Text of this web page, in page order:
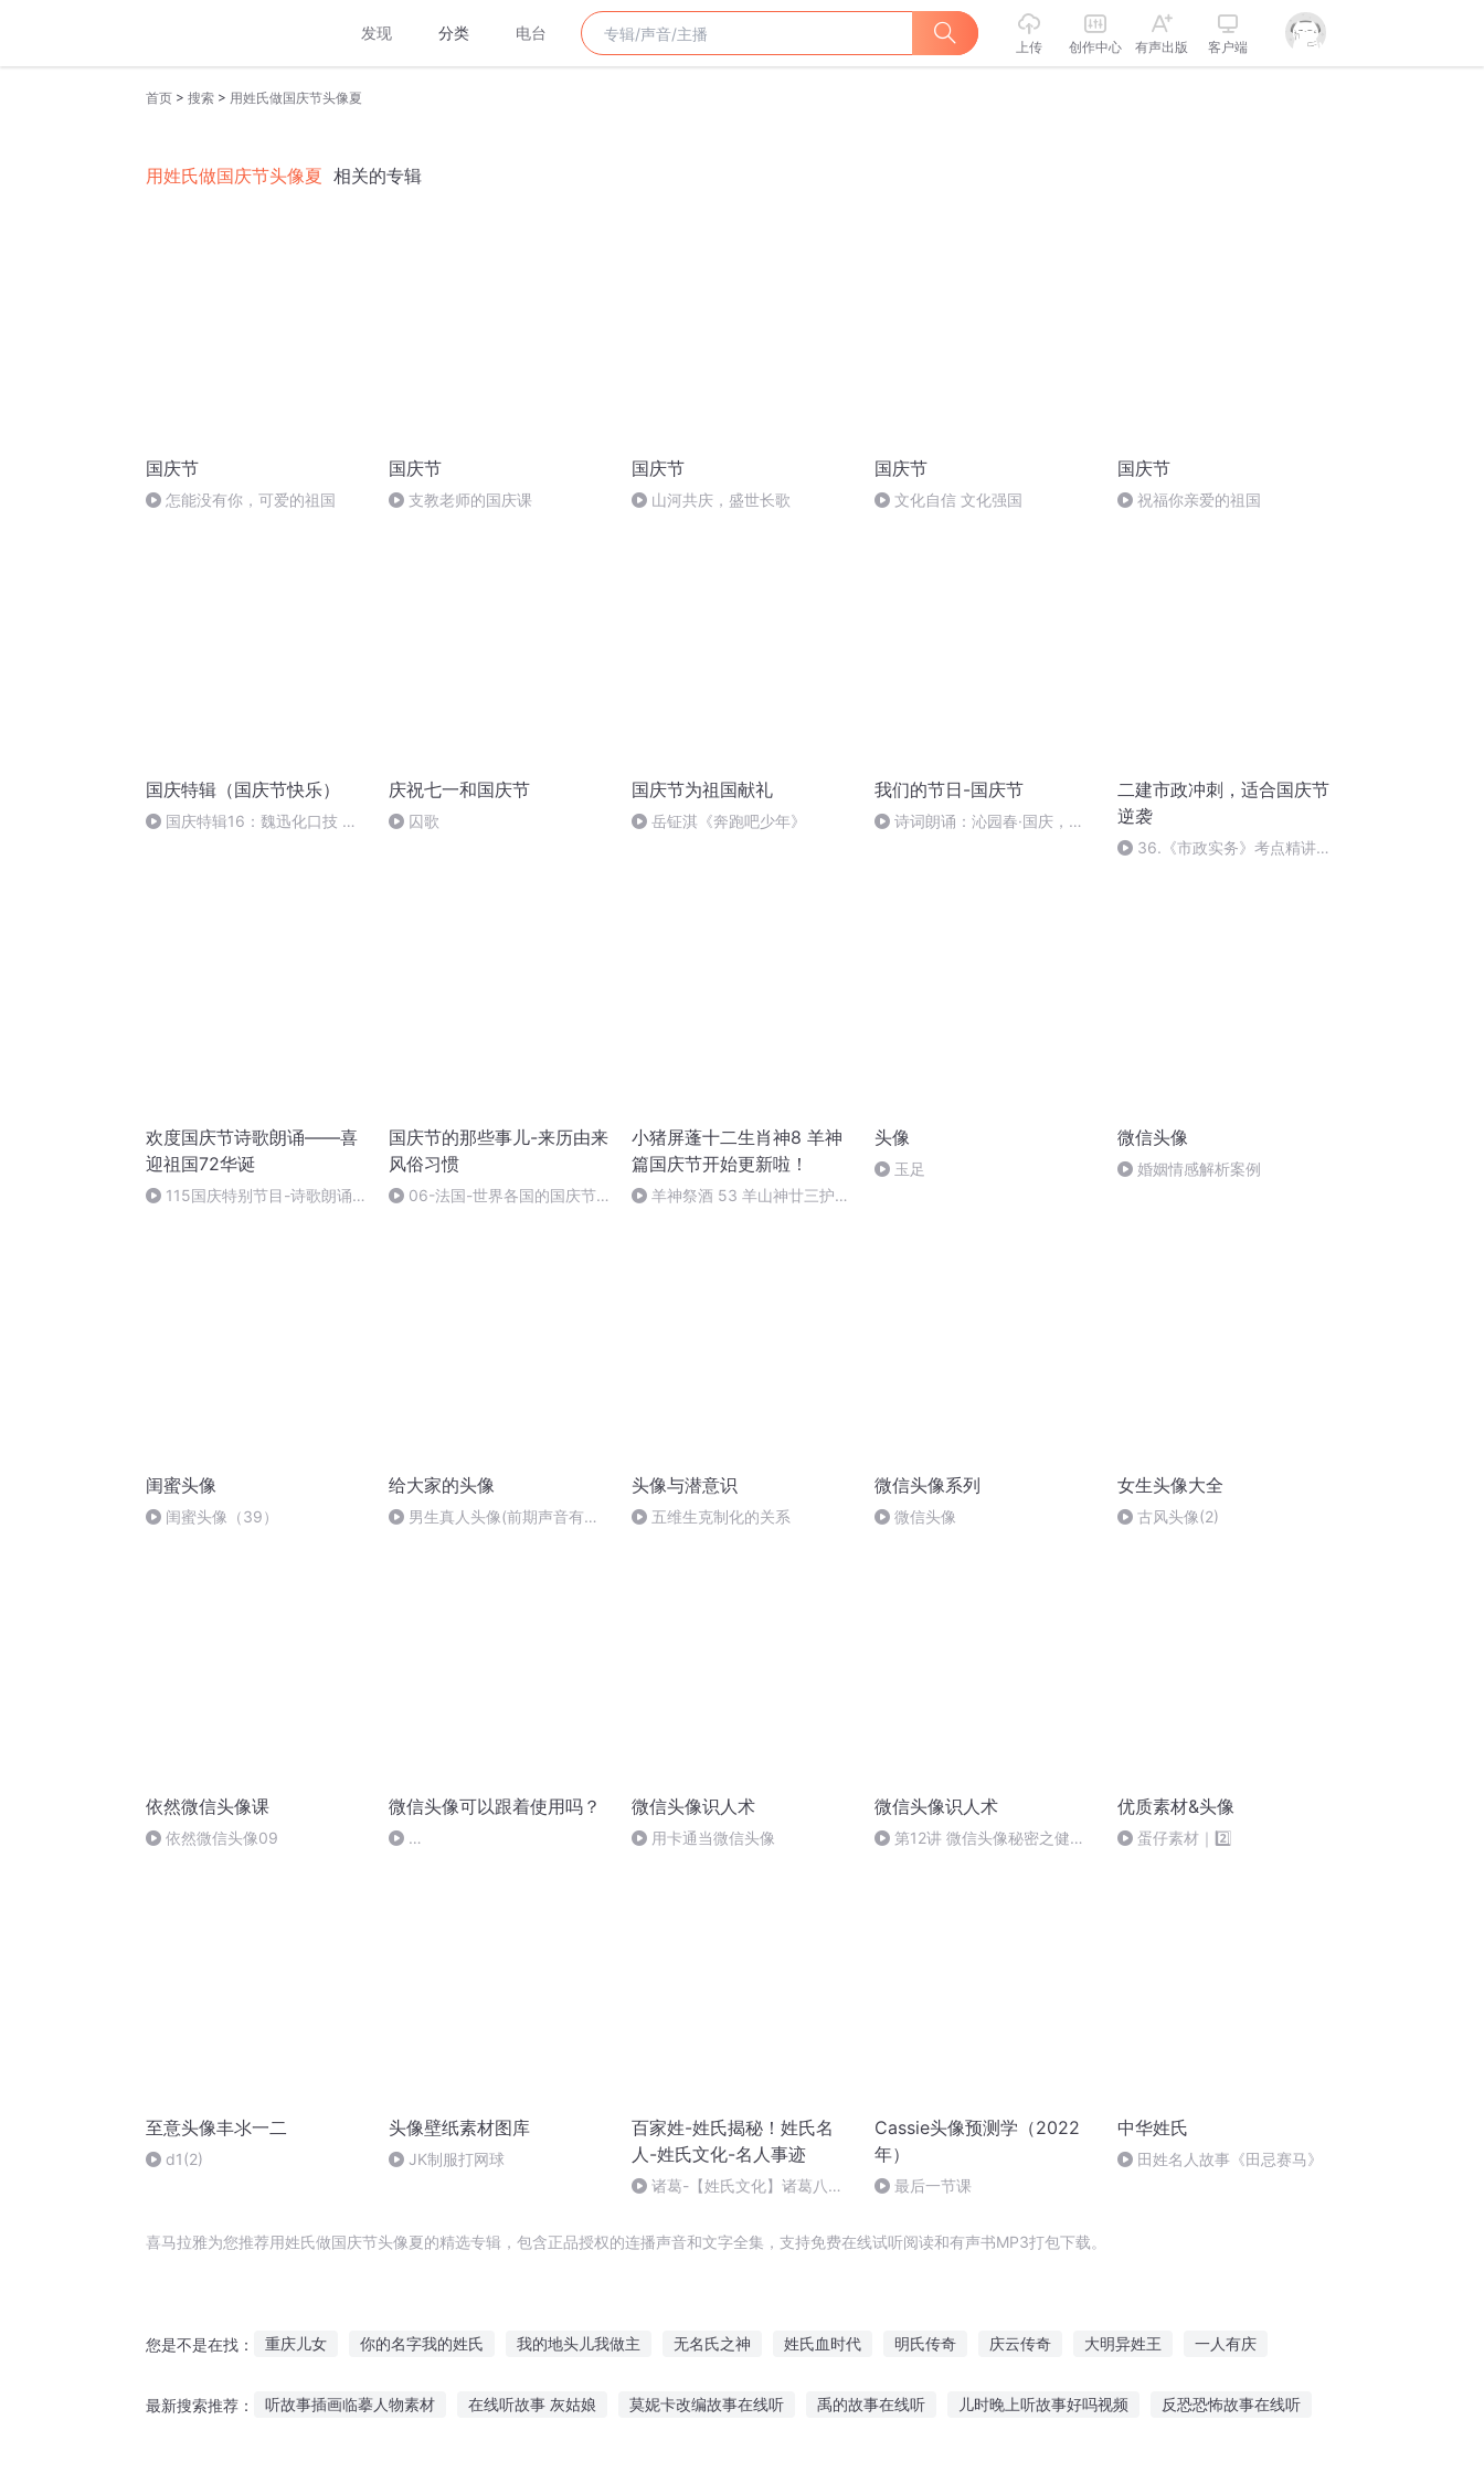
发现 分类 电台
上传 创作中心 有声出版 客户端
首页 > 搜索 > 用姓氏做国庆节头像夏
用姓氏做国庆节头像夏 相关的专辑
国庆节
怎能没有你，可爱的祖国
国庆节
支教老师的国庆课
国庆节
山河共庆，盛世长歌
国庆节
文化自信 文化强国
国庆节
祝福你亲爱的祖国
国庆特辑（国庆节快乐）
国庆特辑16：魏迅化口技 二
庆祝七一和国庆节
囚歌
国庆节为祖国献礼
岳钲淇《奔跑吧少年》
我们的节日-国庆节
诗词朗诵：沁园春·国庆，朗
二建市政冲刺，适合国庆节
逆袭
36.《市政实务》考点精讲第
欢度国庆节诗歌朗诵——喜
迎祖国72华诞
115国庆特别节目-诗歌朗诵-
国庆节的那些事儿-来历由来
风俗习惯
06-法国-世界各国的国庆节-
小猪屏蓬十二生肖神8 羊神
篇国庆节开始更新啦！
羊神祭酒 53 羊山神廿三护祭
头像
玉足
微信头像
婚姻情感解析案例
闺蜜头像
闺蜜头像（39）
给大家的头像
男生真人头像(前期声音有点
头像与潜意识
五维生克制化的关系
微信头像系列
微信头像
女生头像大全
古风头像(2)
依然微信头像课
依然微信头像09
微信头像可以跟着使用吗？ 微信头像识人术
用卡通当微信头像
微信头像识人术
第12讲 微信头像秘密之健康
优质素材&头像
蛋仔素材｜2️⃣
至意头像丰氺一二
d1(2)
头像壁纸素材图库
JK制服打网球
百家姓-姓氏揭秘！姓氏名
人-姓氏文化-名人事迹
诸葛-【姓氏文化】诸葛八卦
祎
Cassie头像预测学（2022
年）
最后一节课
中华姓氏
田姓名人故事《田忌赛马》
喜马拉雅为您推荐用姓氏做国庆节头像夏的精选专辑，包含正品授权的连播声音和文字全集，支持免费在线试听阅读和有声书MP3打包下载。
您是不是在找： 重庆儿女 你的名字我的姓氏 我的地头儿我做主 无名氏之神 姓氏血时代 明氏传奇 庆云传奇 大明异姓王 一人有庆
最新搜索推荐： 听故事插画临摹人物素材 在线听故事 灰姑娘 莫妮卡改编故事在线听 禹的故事在线听 儿时晚上听故事好吗视频 反恐恐怖故事在线听